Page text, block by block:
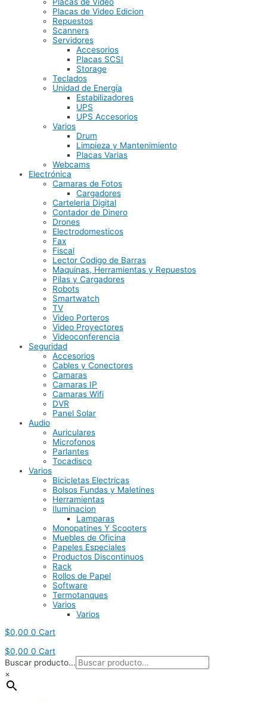
Placas de Video Edicion
Repuestos
Scanners
Servidores
Accesorios
Placas SCSI
Storage
Teclados
Unidad de Energía
Estabilizadores
UPS
UPS Accesorios
Varios
Drum
Limpieza y Mantenimiento
Placas Varias
Webcams
Electrónica
Camaras de Fotos
Cargadores
Carteleria Digital
Contador de Dinero
Drones
Electrodomesticos
Fax
Fiscal
Lector Codigo de Barras
Maquinas, Herramientas y Repuestos
Pilas y Cargadores
Robots
Smartwatch
TV
Video Porteros
Video Proyectores
Videoconferencia
Seguridad
Accesorios
Cables y Conectores
Camaras
Camaras IP
Camaras Wifi
DVR
Panel Solar
Audio
Auriculares
Microfonos
Parlantes
Tocadisco
Varios
Bicicletas Electricas
Bolsos Fundas y Maletines
Herramientas
Iluminacion
Lamparas
Monopatines Y Scooters
Muebles de Oficina
Papeles Especiales
Productos Discontinuos
Rack
Rollos de Papel
Software
Termotanques
Varios
Varios
$0,00 0 Cart
$0,00 0 Cart
Buscar producto...
×